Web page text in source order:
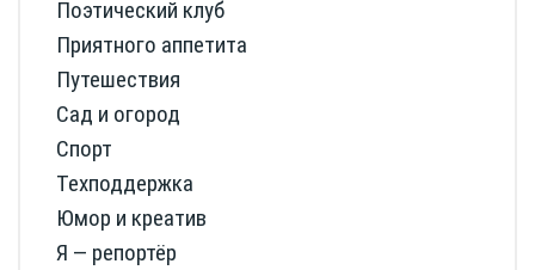
Поэтический клуб
Приятного аппетита
Путешествия
Сад и огород
Спорт
Техподдержка
Юмор и креатив
Я — репортёр